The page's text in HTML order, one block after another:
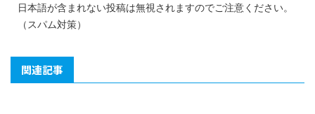
日本語が含まれない投稿は無視されますのでご注意ください。
（スパム対策）
関連記事